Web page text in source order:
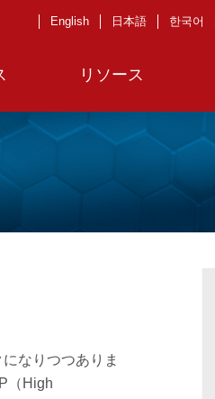
リソース
English 日本語 한국어
なりつつありま
（High